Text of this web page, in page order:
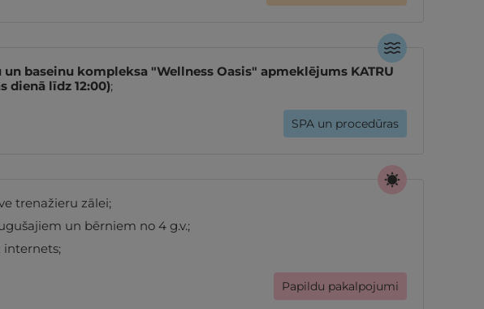
un baseinu kompleksa "Wellness Oasis" apmeklējums KATRU
dienā līdz 12:00);
SPA un procedūras
trenažieru zālei;
un bērniem no 4 g.v.;
internets;
Papildu pakalpojumi